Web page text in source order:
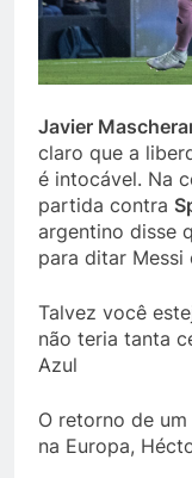
Javier
claro que a
é intocável. Na
partida contra
argentino disse
para ditar Messi
Talvez você
não teria tanta
Azul
O retorno de
na Europa,